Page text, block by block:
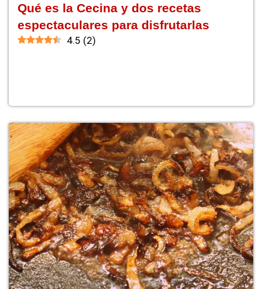
Qué es la Cecina y dos recetas
espectaculares para disfrutarlas
4.5 (2)